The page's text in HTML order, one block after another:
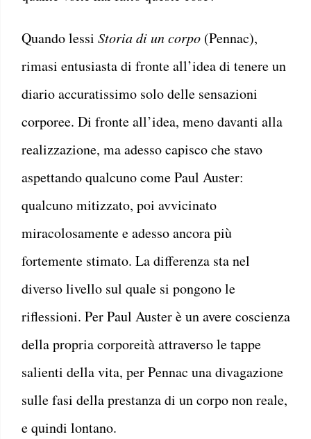
Quando lessi Storia di un corpo (Pennac),
rimasi entusiasta di fronte all’idea di tenere un
diario accuratissimo solo delle sensazioni
corporee. Di fronte all’idea, meno davanti alla
realizzazione, ma adesso capisco che stavo
aspettando qualcuno come Paul Auster:
qualcuno mitizzato, poi avvicinato
miracolosamente e adesso ancora più
fortemente stimato. La differenza sta nel
diverso livello sul quale si pongono le
riflessioni. Per Paul Auster è un avere coscienza
della propria corporeità attraverso le tappe
salienti della vita, per Pennac una divagazione
sulle fasi della prestanza di un corpo non reale,
e quindi lontano.